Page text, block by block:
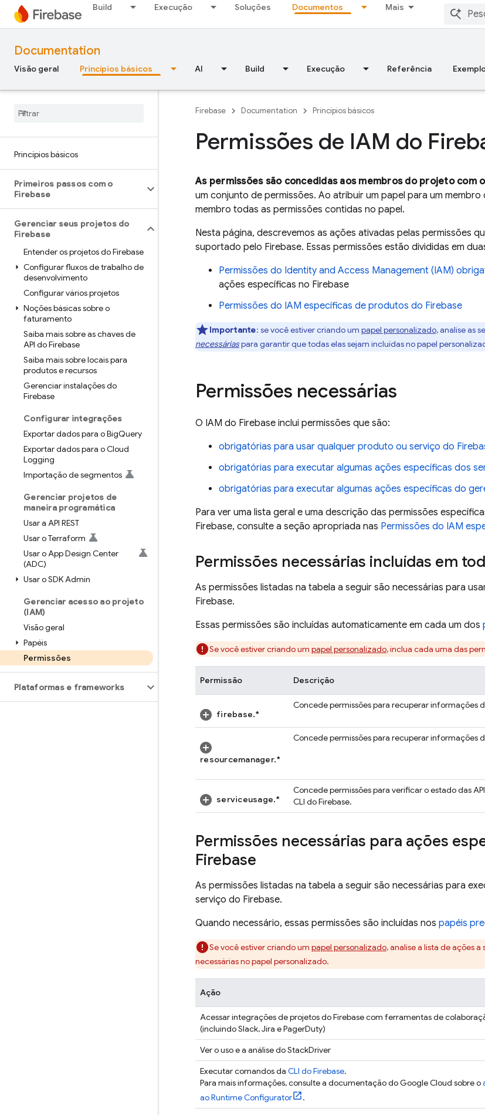
Build Execução Soluções Documentos Mais
Documentation
Visão geral Princípios básicos AI Build Execução Referência
Princípios básicos
Primeiros passos com o
Firebase
Gerenciar seus projetos do
Firebase
Entender os projetos do Firebase
Configurar fluxos de trabalho de
desenvolvimento
Configurar vários projetos
Noções básicas sobre o
faturamento
Saiba mais sobre as chaves de
API do Firebase
Saiba mais sobre locais para
produtos e recursos
Gerenciar instalações do
Firebase
Configurar integrações
Exportar dados para o BigQuery
Exportar dados para o Cloud
Logging
Importação de segmentos
Gerenciar projetos de
maneira programática
Usar a API REST
Usar o Terraform
Usar o App Design Center
(ADC)
Usar o SDK Admin
Gerenciar acesso ao projeto
(IAM)
Visão geral
Papéis
Permissões
Plataformas e frameworks
Firebase Documentation Princípios básicos
Permissões de IAM do
As permissões são concedidas aos membros do projeto com
um conjunto de permissões. Ao atribuir um papel para um
membro todas as permissões contidas no papel.
Nesta página, descrevemos as ações ativadas pelas permissões
suportado pelo Firebase. Essas permissões estão divididas em
Permissões do Identity and Access Management (IAM)
ações específicas no Firebase
Permissões do IAM específicas de produtos do Firebase
Importante: se você estiver criando um papel personalizado, analise as
necessáriaspara garantir que todas elas sejam incluídas no papel
Permissões necessárias
O IAM do Firebase inclui permissões que são:
obrigatórias para usar qualquer produto ou serviço do
obrigatórias para executar algumas ações específicas dos
obrigatórias para executar algumas ações específicas do
Para ver uma lista geral e uma descrição das permissões
Firebase, consulte a seção apropriada nas Permissões do IAM
Permissões necessárias incluídas em
As permissões listadas na tabela a seguir são necessárias para
Firebase.
Essas permissões são incluídas automaticamente em cada um dos
Se você estiver criando um papel personalizado, inclua cada uma das
Permissão Descrição
firebase.*
Concede permissões para recuperar informações
resourcemanager.*
Concede permissões para recuperar informações
serviceusage.*
Concede permissões para verificar o estado das
CLI doFirebase.
Permissões necessárias para ações
Firebase
As permissões listadas na tabela a seguir são necessárias para
serviço do Firebase.
Quando necessário, essas permissões são incluídas nos papéis
Se você estiver criando um papel personalizado, analise a lista de ações
necessárias no papel personalizado.
Ação
Acessar integrações de projetos do Firebase com ferramentas de
(incluindo Slack, Jira e PagerDuty)
Ver o uso e a análise do StackDriver
Executar comandos da CLI doFirebase.
Para mais informações, consulte a documentação do Google Cloud sobre o
ao Runtime Configurator
.